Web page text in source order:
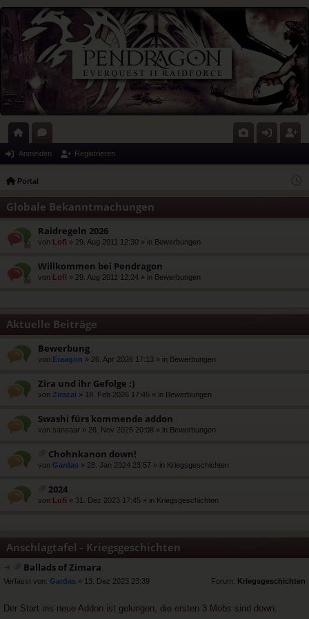
ort or
e de re
Anmelden Registrieren
Portal
Globale Bekanntmachungen
Raidregeln 2026
von Lofi » 29. Aug 2011 12:30 » in Bewerbungen
Willkommen bei Pendragon
von Lofi » 29. Aug 2011 12:24 » in Bewerbungen
Aktuelle Beiträge
Bewerbung
von Eraagon » 26. Apr 2026 17:13 » in Bewerbungen
Zira und ihr Gefolge :)
von Zirazai » 18. Feb 2026 17:45 » in Bewerbungen
Swashi fürs kommende addon
von sansaar » 28. Nov 2025 20:08 » in Bewerbungen
at
ng
Chohnkanon down!
von Gardas » 28. Jan 2024 23:57 » in Kriegsgeschichten
at
2024
von Lofi » 31. Dez 2023 17:45 » in Kriegsgeschichten
Anschlagtafel - Kriegsgeschichten
rs
e
r
at
n
Ballads of Zimara
Verfasst von: Gardas » 13. Dez 2023 23:39 Forum: Kriegsgeschichten
Der Start ins neue Addon ist gelungen, die ersten 3 Mobs sind down: